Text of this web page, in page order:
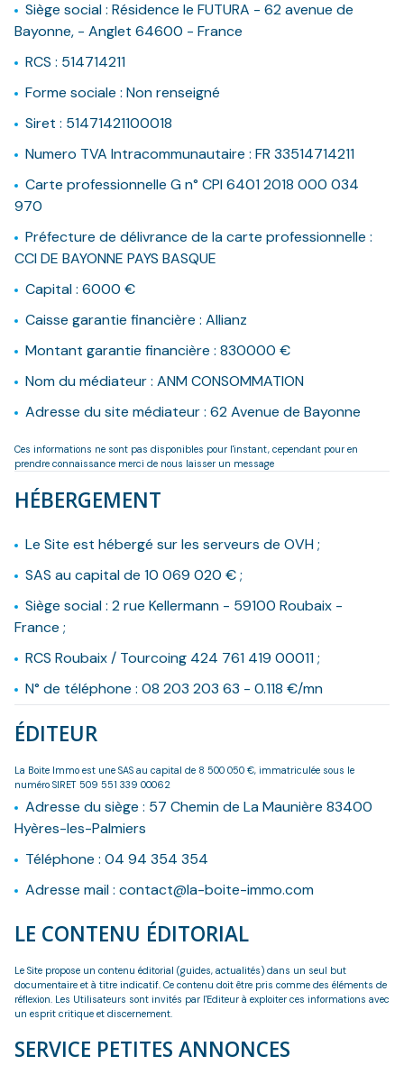
NOS
VILLES
CANDIDATURE
NOS
CONTACT
Siège social : Résidence le FUTURA - 62 avenue de
Bayonne, - Anglet 64600 - France
RCS : 514714211
Forme sociale : Non renseigné
Siret : 51471421100018
Numero TVA Intracommunautaire : FR 33514714211
Carte professionnelle G n° CPI 6401 2018 000 034
970
Préfecture de délivrance de la carte professionnelle :
CCI DE BAYONNE PAYS BASQUE
Capital : 6000 €
Caisse garantie financière : Allianz
Montant garantie financière : 830000 €
Nom du médiateur : ANM CONSOMMATION
Adresse du site médiateur : 62 Avenue de Bayonne
Ces informations ne sont pas disponibles pour l'instant, cependant pour en
prendre connaissance merci de nous laisser un message
HÉBERGEMENT
Le Site est hébergé sur les serveurs de OVH ;
SAS au capital de 10 069 020 € ;
Siège social : 2 rue Kellermann - 59100 Roubaix -
France ;
RCS Roubaix / Tourcoing 424 761 419 00011 ;
N° de téléphone : 08 203 203 63 - 0.118 €/mn
ÉDITEUR
La Boite Immo est une SAS au capital de 8 500 050 €, immatriculée sous le
numéro SIRET 509 551 339 00062
Adresse du siège : 57 Chemin de La Maunière 83400
Hyères-les-Palmiers
Téléphone : 04 94 354 354
Adresse mail : contact@la-boite-immo.com
LE CONTENU ÉDITORIAL
Le Site propose un contenu éditorial (guides, actualités) dans un seul but
documentaire et à titre indicatif. Ce contenu doit être pris comme des éléments de
réflexion. Les Utilisateurs sont invités par l'Editeur à exploiter ces informations avec
un esprit critique et discernement.
SERVICE PETITES ANNONCES